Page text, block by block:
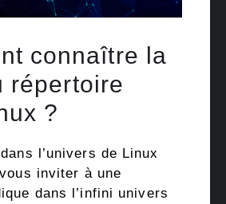
connaître la
répertoire
?
l’univers de Linux
inviter à une
dans l’infini univers